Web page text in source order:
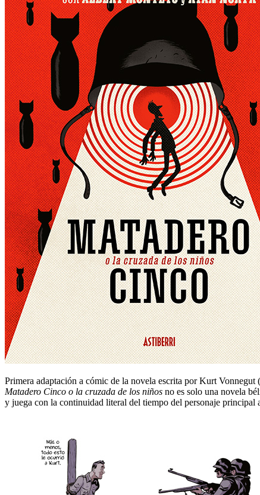
Primera adaptación a cómic de la novela escrita por Kurt
Matadero Cinco o la cruzada de los niños no es solo una novela
y juega con la continuidad literal del tiempo del personaje principal